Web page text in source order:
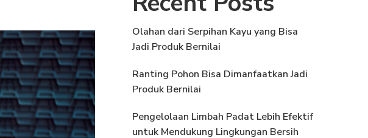
Olahan dari Serpihan Kayu yang Bisa
Jadi Produk Bernilai
Ranting Pohon Bisa Dimanfaatkan Jadi
Produk Bernilai
Pengelolaan Limbah Padat Lebih Efektif
untuk Mendukung Lingkungan Bersih